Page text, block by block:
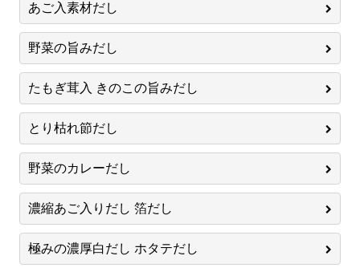
あご入素材だし
野菜の旨みだし
たもぎ茸入 きのこの旨みだし
とり枯れ節だし
野菜のカレーだし
濃縮あご入りだし 箔だし
極みの濃厚白だし ホタテだし